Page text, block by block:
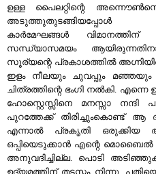
ഉള്ള പൈലറ്റിന്റെ
കാര്‍മേഘങ്ങള്‍
സന്ധ്യാസമയം
സൂര്യന്റെ പ്രകാശത്തില്‍
ഇളം നീലയും ചുവപ്പും മഞ്ഞയും
ചിത്രത്തിന്റെ ഭംഗി നല്‍കി.
ഹോസ്റ്റെസ്സിനെ മനസ്സാ
പുറത്തേക്ക് തിരിച്ചുംകൊണ്ട്
എന്നാല്‍ പ്രകൃതി ഒരുക്കിയ
ഒപ്പിയെടുക്കാന്‍ എന്റെ മൊബൈല്‍
അനുവദിച്ചില്ല. പൊടി
ഉദ്യമത്തിന് തടസ്സം നിന്നു.